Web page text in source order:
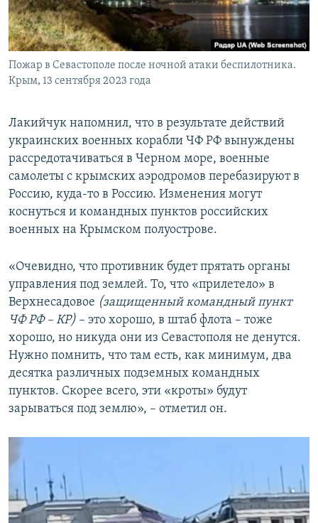
Пожар в Севастополе после ночной атаки беспилотника.
Крым, 13 сентября 2023 года
Лакийчук напомнил, что в результате действий
украинских военных корабли ЧФ РФ вынуждены
рассредотачиваться в Черном море, военные
самолеты с крымских аэродромов перебазируют в
Россию, куда-то в Россию. Изменения могут
коснуться и командных пунктов российских
военных на Крымском полуострове.
«Очевидно, что противник будет прятать органы
управления под землей. То, что «прилетело» в
Верхнесадовое (защищенный командный пункт
ЧФ РФ – КР) – это хорошо, в штаб флота – тоже
хорошо, но никуда они из Севастополя не денутся.
Нужно помнить, что там есть, как минимум, два
десятка различных подземных командных
пунктов. Скорее всего, эти «кроты» будут
зарываться под землю», – отметил он.